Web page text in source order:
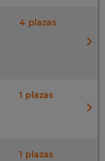
4
1
1